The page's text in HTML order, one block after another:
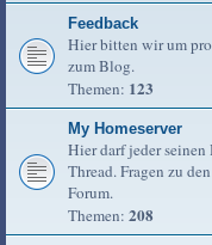
Feedback
Hier bitten wir um
zum Blog.
Themen: 123
My Homeserver
Hier darf jeder
Thread. Fragen zu
Forum.
Themen: 208